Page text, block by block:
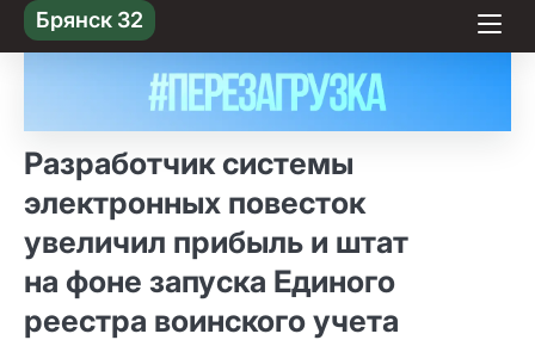
Skip
to content
Брянск 32
Разработчик системы
электронных повесток
увеличил прибыль и штат
на фоне запуска Единого
реестра воинского учета